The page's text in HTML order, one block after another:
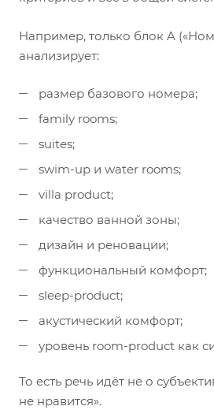
Например, только блок A
анализирует:
размер базового номера;
family rooms;
suites;
swim-up и water rooms;
villa product;
качество ванной зоны;
дизайн и реновации;
функциональный комфорт;
sleep-product;
акустический комфорт;
уровень room-product как
То есть речь идёт не о
не нравится».